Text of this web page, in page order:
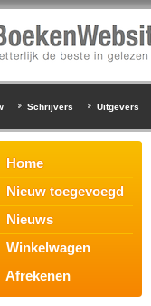
Schrijvers Uitgevers
Home
Nieuw toegevoegd
Nieuws
Winkelwagen
Afrekenen